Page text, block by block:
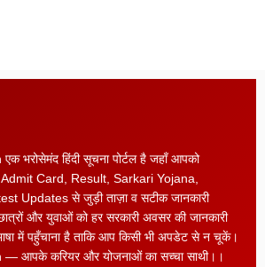
भरोसेमंद हिंदी सूचना पोर्टल है जहाँ आपको
Card, Result, Sarkari Yojana,
Updates से जुड़ी ताज़ा व सटीक जानकारी
छात्रों और युवाओं को हर सरकारी अवसर की जानकारी
में पहुँचाना है ताकि आप किसी भी अपडेट से न चूकें।
आपके करियर और योजनाओं का सच्चा साथी।।